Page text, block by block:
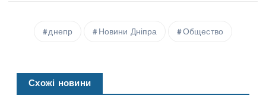
днепр Новини Дніпра Общество
Схожі новини